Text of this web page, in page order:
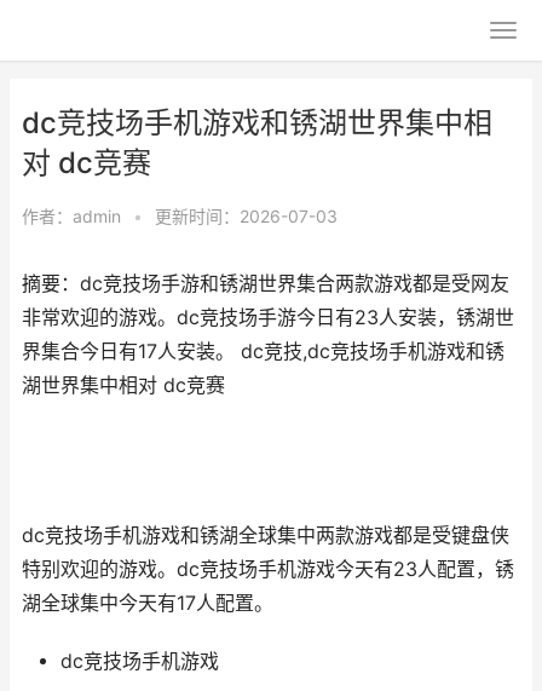
dc竞技场手机游戏和锈湖世界集中相
对 dc竞赛
作者： admin • 更新时间：2026-07-03
摘要：dc竞技场手游和锈湖世界集合两款游戏都是受网友
非常欢迎的游戏。dc竞技场手游今日有23人安装，锈湖世
界集合今日有17人安装。 dc竞技,dc竞技场手机游戏和锈
湖世界集中相对 dc竞赛
dc竞技场手机游戏和锈湖全球集中两款游戏都是受键盘侠
特别欢迎的游戏。dc竞技场手机游戏今天有23人配置，锈
湖全球集中今天有17人配置。
dc竞技场手机游戏